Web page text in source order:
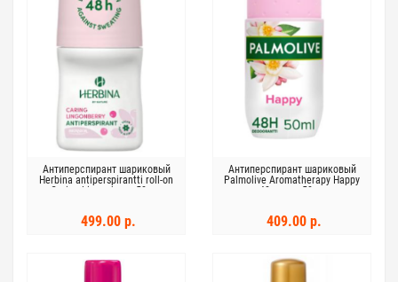
Антиперспирант шариковый
Herbina antiperspirantti roll-on
Caring Lingonberry 50 мл
499.00 р.
Антиперспирант шариковый
Palmolive Aromatherapy Happy
48 часов 50мл
409.00 р.